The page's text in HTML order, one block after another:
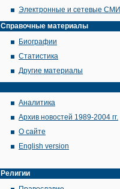
Электронные и сетевые СМИ
Справочные материалы
Биографии
Статистика
Другие материалы
Аналитика
Архив новостей 1989-2004 гг.
О сайте
English version
Религии